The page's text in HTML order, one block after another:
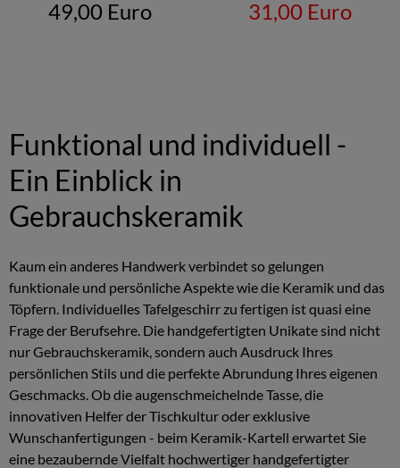
49,00 Euro 31,00 Euro
Funktional und individuell -
Ein Einblick in
Gebrauchskeramik
Kaum ein anderes Handwerk verbindet so gelungen
funktionale und persönliche Aspekte wie die Keramik und das
Töpfern. Individuelles Tafelgeschirr zu fertigen ist quasi eine
Frage der Berufsehre. Die handgefertigten Unikate sind nicht
nur Gebrauchskeramik, sondern auch Ausdruck Ihres
persönlichen Stils und die perfekte Abrundung Ihres eigenen
Geschmacks. Ob die augenschmeichelnde Tasse, die
innovativen Helfer der Tischkultur oder exklusive
Wunschanfertigungen - beim Keramik-Kartell erwartet Sie
eine bezaubernde Vielfalt hochwertiger handgefertigter